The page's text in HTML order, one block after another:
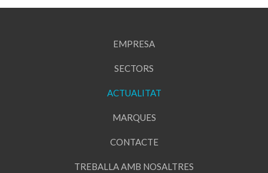
EMPRESA
SECTORS
ACTUALITAT
MARQUES
CONTACTE
TREBALLA AMB NOSALTRES